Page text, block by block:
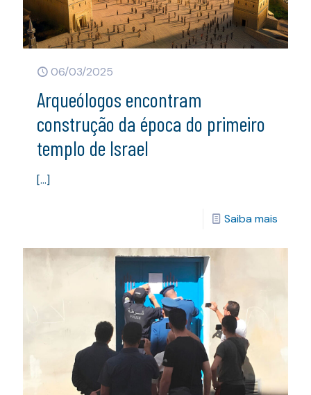
06/03/2025
Arqueólogos encontram
construção da época do primeiro
templo de Israel
[…]
Saiba mais